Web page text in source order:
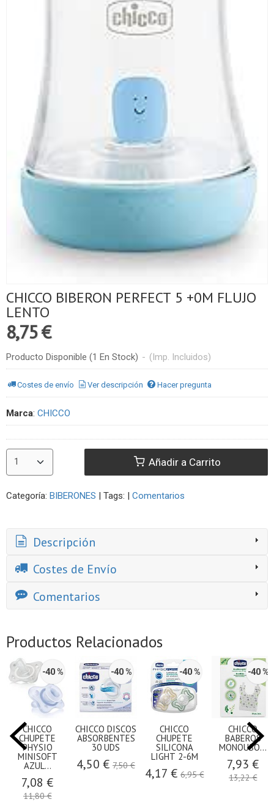
CHICCO BIBERON PERFECT 5 +0M FLUJO
LENTO
8,75 €
Producto Disponible (1 En Stock) - (Imp. Incluidos)
Costes de envío Ver descripción Hacer pregunta
Marca: CHICCO
Añadir a Carrito
Categoría: BIBERONES | Tags: | Comentarios
Descripción
Costes de Envío
Comentarios
Productos Relacionados
-40 %
CHICCO
CHUPETE
PHYSIO
MINISOFT
AZUL...
7,08 €
11,80 €
-40 %
CHICCO DISCOS
ABSORBENTES
30 UDS
4,50 € 7,50 €
-40 %
CHICCO
CHUPETE
SILICONA
LIGHT 2-6M
4,17 € 6,95 €
-40 %
CHICCO
BABEROS
MONOUSO...
7,93 €
13,22 €